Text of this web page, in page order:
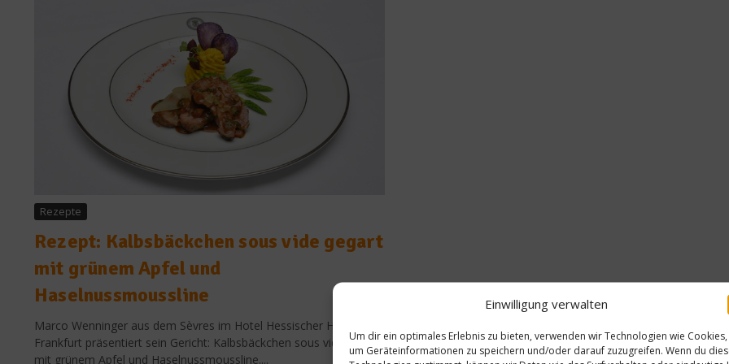
Einwilligung verwalten
Um dir ein optimales Erlebnis zu bieten, verwenden wir Technologien wie Cookies,
um Geräteinformationen zu speichern und/oder darauf zuzugreifen. Wenn du
Rezepte
Rezept: Kalbsbäckchen sous vide gegart
mit grünem Apfel und
Haselnussmoussline
Marco Wenninger aus dem Sèvres im Hotel Hessischer Hof in
Frankfurt präsentiert sein Gericht: Kalbsbäckchen sous vide gegart
mit grünem Apfel und Haselnussmoussline....